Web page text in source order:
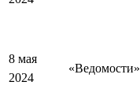
8 мая
2024
«Ведомости»